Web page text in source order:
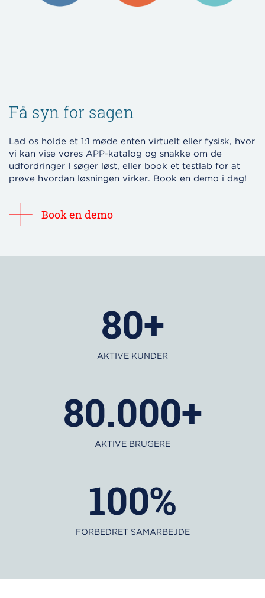
Få syn for sagen
Lad os holde et 1:1 møde enten virtuelt eller fysisk, hvor
vi kan vise vores APP-katalog og snakke om de
udfordringer I søger løst, eller book et testlab for at
prøve hvordan løsningen virker. Book en demo i dag!
Book en demo
80+
AKTIVE KUNDER
80.000+
AKTIVE BRUGERE
100%
FORBEDRET SAMARBEJDE